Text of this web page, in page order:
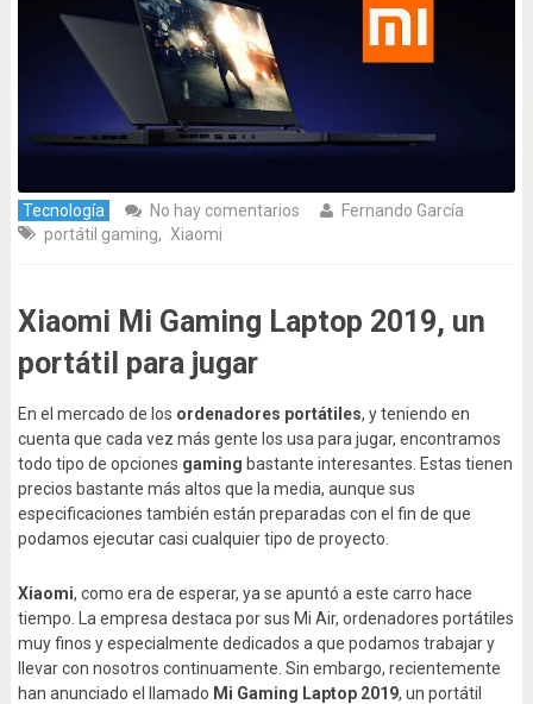
Tecnología No hay comentarios
Fernando García
portátil gaming, Xiaomi
Xiaomi Mi Gaming Laptop 2019, un
portátil para jugar
En el mercado de los ordenadores portátiles, y teniendo en
cuenta que cada vez más gente los usa para jugar, encontramos
todo tipo de opciones gaming bastante interesantes. Estas tienen
precios bastante más altos que la media, aunque sus
especificaciones también están preparadas con el fin de que
podamos ejecutar casi cualquier tipo de proyecto.
Xiaomi, como era de esperar, ya se apuntó a este carro hace
tiempo. La empresa destaca por sus Mi Air, ordenadores portátiles
muy finos y especialmente dedicados a que podamos trabajar y
llevar con nosotros continuamente. Sin embargo, recientemente
han anunciado el llamado Mi Gaming Laptop 2019, un portátil